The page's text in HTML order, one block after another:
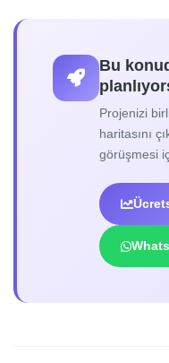
Bu
Projenizi
haritasını
görüşmesi